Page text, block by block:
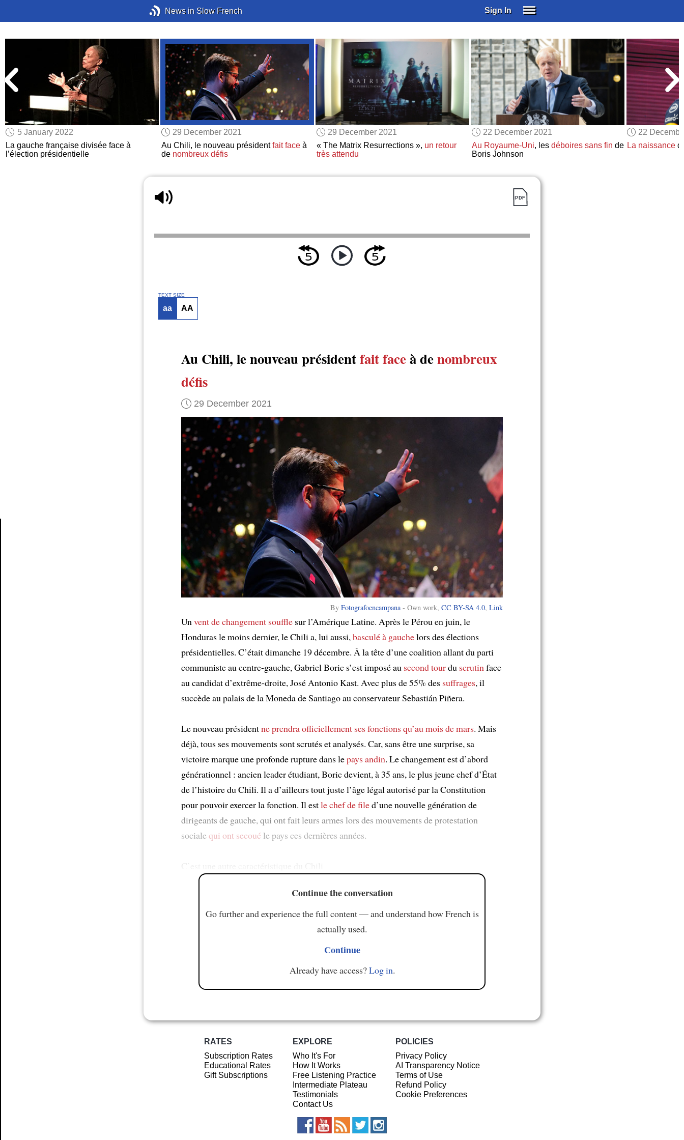
News in Slow French Sign In
SUBSCRIBE
EDUCATIONAL LICENSES
GIFT CARDS
OTHER LANGUAGES
ABOUT US
ALEXA
ADJUST COLORS
5 January 2022
La gauche française divisée face à
l’élection présidentielle
29 December 2021
Au Chili, le nouveau présidentfait faceà
de nombreux défis
29 December 2021
« The Matrix Resurrections », un retour
très attendu
22 December 2021
Au Royaume-Uni, les déboires sans fin de
Boris Johnson
22
La naissance
TEXT SIZE
aa AA
Au Chili, le nouveau présidentfait faceà denombreux
défis
29 December 2021
By Fotografoencampana - Own work, CC BY-SA 4.0, Link
Un vent de changement souffle sur l’Amérique Latine. Après le Pérou en juin, le
Honduras le moins dernier, le Chili a, lui aussi, basculé à gauchelors des élections
présidentielles. C’était dimanche 19 décembre. À la tête d’une coalition allant du parti
communiste au centre-gauche, Gabriel Boric s’est imposé au second tourdu scrutin face
au candidat d’extrême-droite, José Antonio Kast. Avec plus de 55% des suffrages, il
succède au palais de la Moneda de Santiago au conservateur Sebastián Piñera.
Le nouveau présidentne prendra officiellement ses fonctionsqu’au mois de mars. Mais
déjà, tous ses mouvements sont scrutés et analysés. Car, sans être une surprise, sa
victoire marque une profonde rupture dans lepays andin. Le changement est d’abord
générationnel : ancien leader étudiant, Boric devient, à 35 ans, le plus jeune chef d’État
de l’histoire du Chili. Il a d’ailleurs tout juste l’âge légal autorisé par la Constitution
pour pouvoir exercer la fonction. Il estle chef de filed’une nouvelle génération de
dirigeants de gauche, qui ont fait leurs armes lors des mouvements de protestation
socialequi ont secoué le pays ces dernières années.
Continue the conversation
Go further and experience the full content — and understand how French is
actually used.
Continue
Already have access?Log in.
RATES
Subscription Rates
Educational Rates
Gift Subscriptions
EXPLORE
Who It's For
How It Works
Free Listening Practice
Intermediate Plateau
Testimonials
Contact Us
POLICIES
Privacy Policy
AI Transparency Notice
Terms of Use
Refund Policy
Cookie Preferences